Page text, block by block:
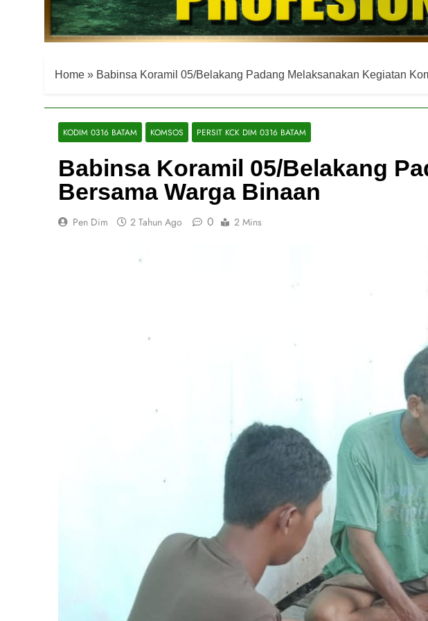
Home » Babinsa Koramil 05/Belakang Padang Melaksanakan Kegiatan
KODIM 0316 BATAM KOMSOS PERSIT KCK DIM 0316 BATAM
Babinsa Koramil 05/Belakang
Bersama Warga Binaan
Pen Dim 2 Tahun Ago 0 2 Mins